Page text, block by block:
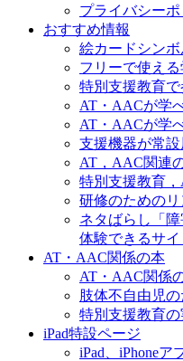
プライバシー
おすすめ情報
絵カードシン
フリーで使え
特別支援教育
AT・AACが学
AT・AACが学
支援機器が常
AT，AAC関連
特別支援教育
研修のためのリ
ネタばらし「
体験できるサイ
AT・AAC関係の本
AT・AAC関係
肢体不自由児
特別支援教育
iPad特設ページ
iPad、iPhoneア